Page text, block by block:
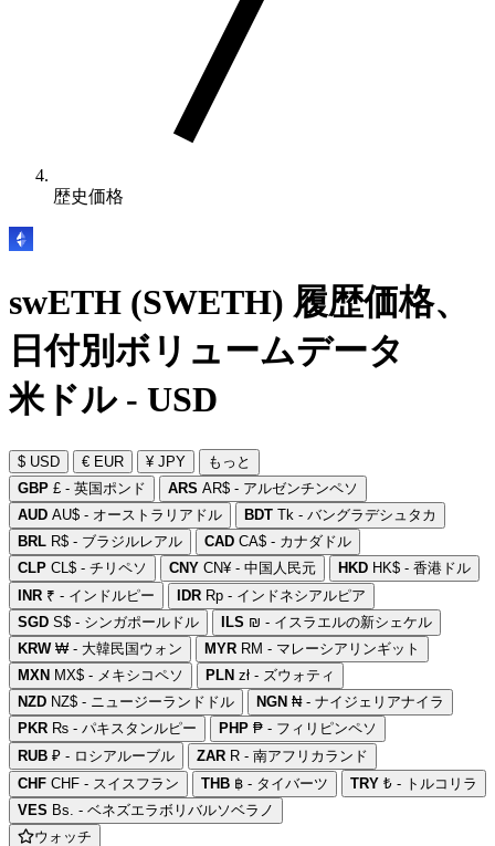
歴史価格
swETH (SWETH) 履歴価格、
日付別ボリュームデータ
米ドル - USD
$ USD € EUR ¥ JPY
もっと
GBP £ - 英国ポンド ARS AR$ - アルゼンチンペソ
AUD AU$ - オーストラリアドル BDT Tk - バングラデシュタカ
BRL R$ - ブラジルレアル CAD CA$ - カナダドル
CLP CL$ - チリペソ CNY CN¥ - 中国人民元 HKD HK$ - 香港ドル
INR ₹ - インドルピー IDR Rp - インドネシアルピア
SGD S$ - シンガポールドル ILS ₪ - イスラエルの新シェケル
KRW₩ - 大韓民国ウォン MYR RM - マレーシアリンギット
MXN MX$ - メキシコペソ PLN zł - ズウォティ
NZD NZ$ - ニュージーランドドル NGN ₦ - ナイジェリアナイラ
PKR ₨ - パキスタンルピー PHP ₱ - フィリピンペソ
RUB ₽ - ロシアルーブル ZAR R - 南アフリカランド
CHF CHF - スイスフラン THB ฿ - タイバーツ TRY ₺ - トルコリラ
VES Bs. - ベネズエラボリバルソベラノ
ウォッチ